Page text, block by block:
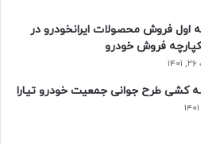
اول فروش محصولات ایرانخودرو در
فروش خودرو
کشی طرح جوانی جمعیت خودرو تیارا